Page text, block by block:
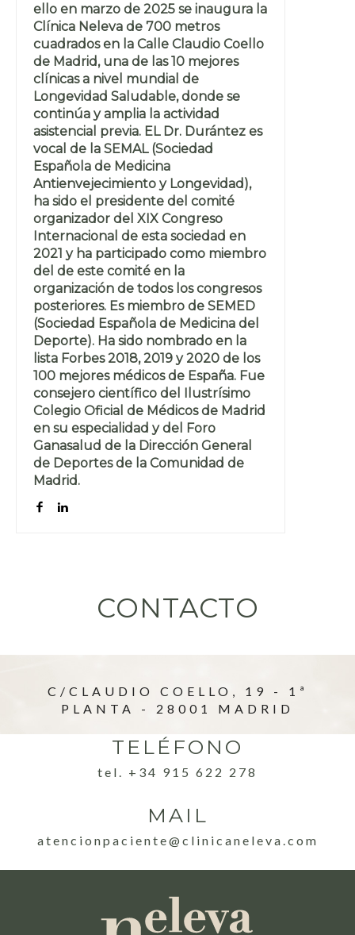
ello en marzo de 2025 se inaugura la
Clínica Neleva de 700 metros
cuadrados en la Calle Claudio Coello
de Madrid, una de las 10 mejores
clínicas a nivel mundial de
Longevidad Saludable, donde se
continúa y amplia la actividad
asistencial previa. EL Dr. Durántez es
vocal de la SEMAL (Sociedad
Española de Medicina
Antienvejecimiento y Longevidad),
ha sido el presidente del comité
organizador del XIX Congreso
Internacional de esta sociedad en
2021 y ha participado como miembro
del de este comité en la
organización de todos los congresos
posteriores. Es miembro de SEMED
(Sociedad Española de Medicina del
Deporte). Ha sido nombrado en la
lista Forbes 2018, 2019 y 2020 de los
100 mejores médicos de España. Fue
consejero científico del Ilustrísimo
Colegio Oficial de Médicos de Madrid
en su especialidad y del Foro
Ganasalud de la Dirección General
de Deportes de la Comunidad de
Madrid.
CONTACTO
C/CLAUDIO COELLO, 19 - 1ª
PLANTA - 28001 MADRID
TELÉFONO
tel. +34 915 622 278
MAIL
atencionpaciente@clinicaneleva.com